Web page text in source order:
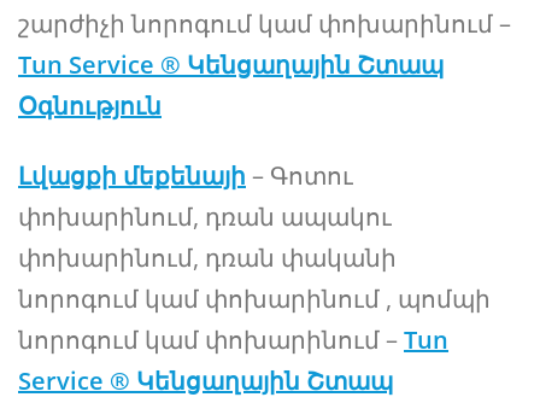
շարժիչի նորոգում կամ փոխարինում –
Tun Service ® Կենցաղային Շտապ
Օգնություն
Լվացքի մեքենայի – Գոտու
փոխարինում, դռան ապակու
փոխարինում, դռան փականի
նորոգում կամ փոխարինում , պոմպի
նորոգում կամ փոխարինում –Tun
Service ® Կենցաղային Շտապ